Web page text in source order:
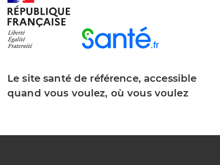
Le site santé de référence, accessible
quand vous voulez, où vous voulez